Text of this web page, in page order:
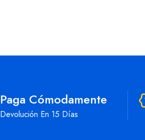
Paga Cómodamente
Devolución En 15 Días